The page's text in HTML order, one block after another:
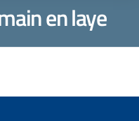
en laye